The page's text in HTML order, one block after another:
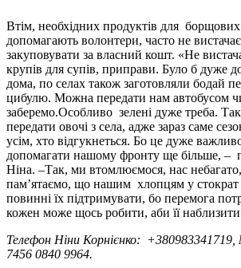
Втім, необхідних продуктів для
допомагають волонтери, часто не
закуповувати за власний кошт. «Не
крупів для супів, приправи. Було б дуже
дома, по селах також заготовляли бодай
цибулю. Можна передати нам автобусом
заберемо.Особливо зелені дуже треба.
передати овочі з села, адже зараз саме
усім, хто відгукнеться. Бо це дуже
допомагати нашому фронту ще більше, –
Ніна. –Так, ми втомлюємося, нас
пам’ятаємо, що нашим хлопцям у
повинні їх підтримувати, бо перемога
кожен може щось робити, аби її
Телефон Ніни Корнієнко:
7456 0840 9964.